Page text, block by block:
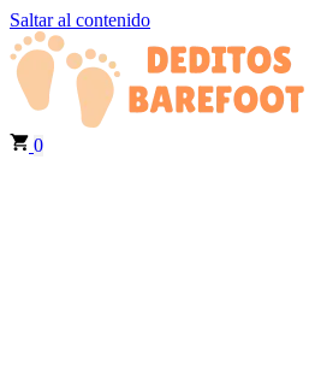
Saltar al contenido
0